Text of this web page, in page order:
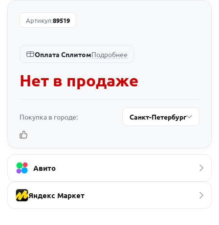
Артикул:89519
Оплата СплитомПодробнее
Нет в продаже
Покупка в городе: Санкт-Петербург
Авито
Яндекс Маркет